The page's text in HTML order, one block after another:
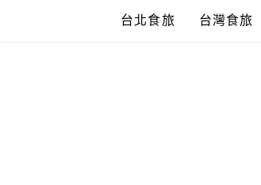
台北食旅 台灣食旅